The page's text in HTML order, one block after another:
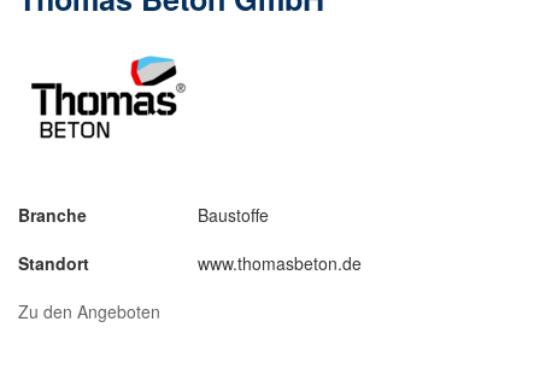
Branche
Baustoffe
Standort
www.thomasbeton.de
Zu den Angeboten